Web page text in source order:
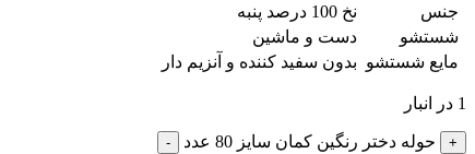
جنس
نخ 100 درصد پنبه
شستشو
دست و ماشین
مایع شستشو بدون سفید کننده و آنزیم دار
1 در انبار
+ حوله دختر رنگین کمان سایز 80 عدد
-